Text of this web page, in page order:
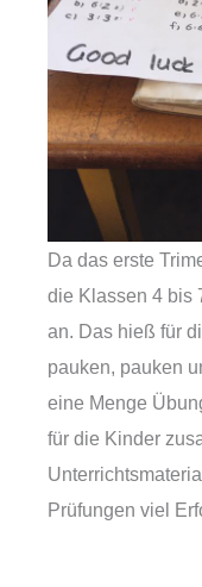
Da das erste
die Klassen 4 bis
an. Das hieß für
pauken, pauken
eine Menge
für die Kinder
Prüfungen viel